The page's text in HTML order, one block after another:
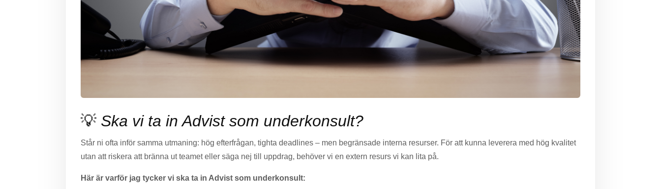
💡 Ska vi ta in Advist som underkonsult?
Står ni ofta inför samma utmaning: hög efterfrågan, tighta deadlines – men begränsade interna resurser. För att kunna leverera med hög kvalitet
utan att riskera att bränna ut teamet eller säga nej till uppdrag, behöver vi en extern resurs vi kan lita på.
Här är varför jag tycker vi ska ta in Advist som underkonsult: